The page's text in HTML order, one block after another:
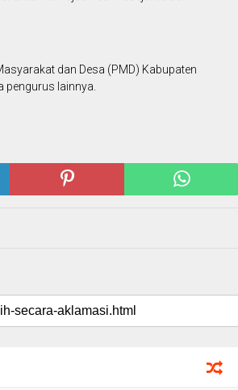
dan Desa (PMD) Kabupaten
pengurus lainnya.